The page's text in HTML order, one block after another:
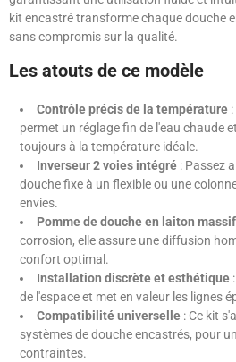
kit encastré transforme chaque douche
sans compromis sur la qualité.
Les atouts de ce modèle
Contrôle précis de la température
permet un réglage fin de l'eau chaude
toujours à la température idéale.
Inverseur 2 voies intégré : Passez
douche fixe à un flexible ou une
envies.
Pomme de douche en laiton massif
corrosion, elle assure une diffusion
confort optimal.
Installation discrète et esthétique
de l'espace et met en valeur les lignes
Compatibilité universelle : Ce kit
systèmes de douche encastrés, pour
contraintes.